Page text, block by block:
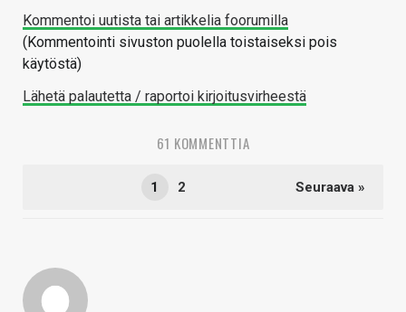
Kommentoi uutista tai artikkelia foorumilla
(Kommentointi sivuston puolella toistaiseksi pois
käytöstä)
Lähetä palautetta / raportoi kirjoitusvirheestä
61 KOMMENTTIA
1 2 Seuraava »